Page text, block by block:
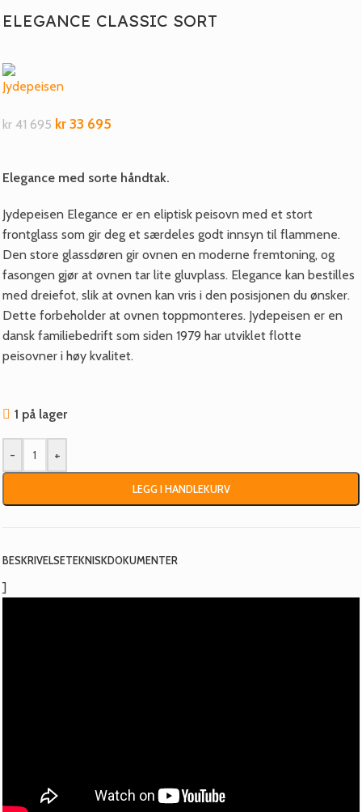
ELEGANCE CLASSIC SORT
kr 41 695 kr33 695
Elegance med sorte håndtak.
Jydepeisen Elegance er en eliptisk peisovn med et stort
frontglass som gir deg et særdeles godt innsyn til flammene.
Den store glassdøren gir ovnen en moderne fremtoning, og
fasongen gjør at ovnen tar lite gluvplass. Elegance kan bestilles
med dreiefot, slik at ovnen kan vris i den posisjonen du ønsker.
Dette forbeholder at ovnen toppmonteres. Jydepeisen er en
dansk familiebedrift som siden 1979 har utviklet flotte
peisovner i høy kvalitet.
1 på lager
- +
LEGG I HANDLEKURV
BESKRIVELSETEKNISKDOKUMENTER
]